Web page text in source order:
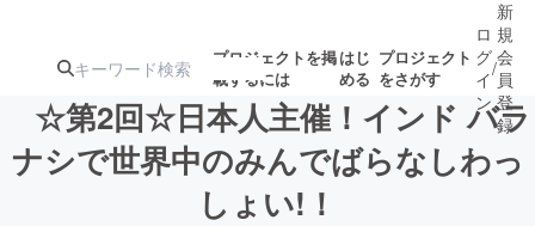
プロジェクトを掲
載するには
はじ
める
プロジェクト
をさがす
注目の新着プロ募集終了が近いプ
ロ
グ
イ
ン
/
新
規
会
員
登
録
☆第2回☆日本人主催！インド バラ
ナシで世界中のみんでばらなしわっ
しょい!！